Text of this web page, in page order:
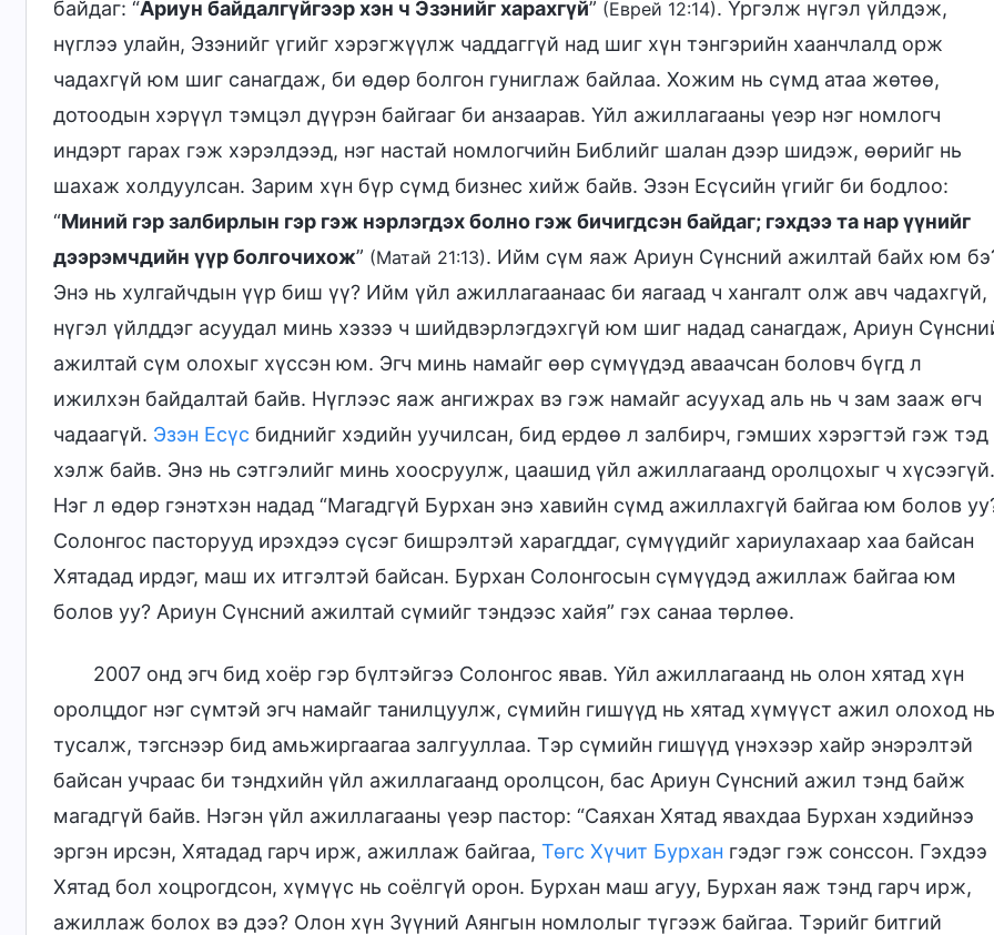
байдаг: “Ариун байдалгүйгээр хэн ч Эзэнийг харахгүй” (Еврей 12:14). Үргэлж нүгэл үйлдэж,
нүглээ улайн, Эзэнийг үгийг хэрэгжүүлж чаддаггүй над шиг хүн тэнгэрийн хаанчлалд орж
чадахгүй юм шиг санагдаж, би өдөр болгон гуниглаж байлаа. Хожим нь сүмд атаа жөтөө,
дотоодын хэрүүл тэмцэл дүүрэн байгааг би анзаарав. Үйл ажиллагааны үеэр нэг номлогч
индэрт гарах гэж хэрэлдээд, нэг настай номлогчийн Библийг шалан дээр шидэж, өөрийг нь
шахаж холдуулсан. Зарим хүн бүр сүмд бизнес хийж байв. Эзэн ­Есүсийн үгийг би бодлоо:
“Миний гэр залбирлын гэр гэж нэрлэгдэх болно гэж бичигдсэн байдаг; гэхдээ та нар үүнийг
дээрэмчдийн үүр болгочихож” (Матай 21:13). Ийм сүм яаж Ариун Сүнсний ажилтай байх юм
Энэ нь хулгайчдын үүр биш үү? Ийм үйл ажиллагаанаас би яагаад ч хангалт олж авч чадахгүй,
нүгэл үйлддэг асуудал минь хэзээ ч шийдвэрлэгдэхгүй юм шиг надад санагдаж, Ариун
ажилтай сүм олохыг хүссэн юм. Эгч минь намайг өөр сүмүүдэд аваачсан боловч бүгд л
ижилхэн байдалтай байв. Нүглээс яаж ангижрах вэ гэж намайг асуухад аль нь ч зам зааж өгч
чадаагүй. Эзэн Есүс биднийг хэдийн уучилсан, бид ердөө л залбирч, гэмших хэрэгтэй гэж тэд
хэлж байв. Энэ нь сэтгэлийг минь хоосруулж, цаашид үйл ажиллагаанд оролцохыг ч хүсээгүй.
Нэг л өдөр гэнэтхэн надад “Магадгүй Бурхан энэ хавийн сүмд ажиллахгүй байгаа юм болов
Солонгос пасторууд ирэхдээ сүсэг бишрэлтэй харагддаг, сүмүүдийг хариулахаар хаа байсан
Хятадад ирдэг, маш их итгэлтэй байсан. Бурхан Солонгосын сүмүүдэд ажиллаж байгаа юм
болов уу? Ариун Сүнсний ажилтай сүмийг тэндээс хайя” гэх санаа төрлөө.
2007 онд эгч бид хоёр гэр бүлтэйгээ Солонгос явав. Үйл ажиллагаанд нь олон хятад хүн
оролцдог нэг сүмтэй эгч намайг танилцуулж, сүмийн гишүүд нь хятад хүмүүст ажил олоход нь
тусалж, тэгснээр бид амьжиргаагаа залгууллаа. Тэр сүмийн гишүүд үнэхээр хайр энэрэлтэй
байсан учраас би тэндхийн үйл ажиллагаанд оролцсон, бас Ариун Сүнсний ажил тэнд байж
магадгүй байв. Нэгэн үйл ажиллагааны үеэр пастор: “Саяхан Хятад явахдаа Бурхан хэдийнээ
эргэн ирсэн, Хятадад гарч ирж, ажиллаж байгаа, Төгс Хүчит Бурхан гэдэг гэж сонссон. Гэхдээ
Хятад бол хоцрогдсон, хүмүүс нь соёлгүй орон. Бурхан маш агуу, Бурхан яаж тэнд гарч ирж,
ажиллаж болох вэ дээ? Олон хүн Зүүний Аянгын номлолыг түгээж байгаа. Тэрийг битгий